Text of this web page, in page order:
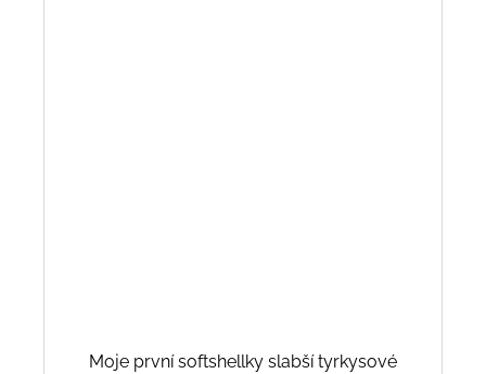
Moje první softshellky slabší tyrkysové